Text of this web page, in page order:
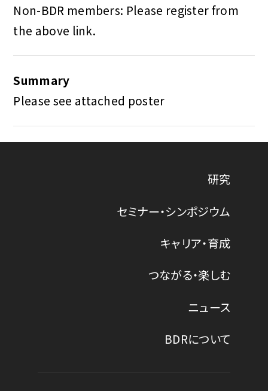
Non-BDR members: Please register from
the above link.
Summary
Please see attached poster
研究
セミナー・シンポジウム
キャリア・育成
つながる・楽しむ
ニュース
BDRについて